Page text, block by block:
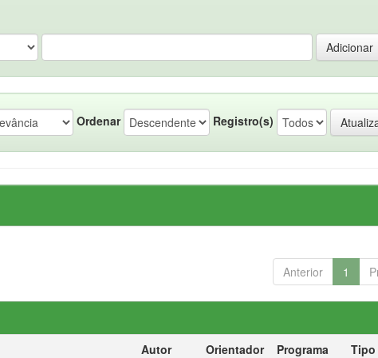
Ordenar Registro(s)
Anterior 1
Autor Orientador Programa
Tipo